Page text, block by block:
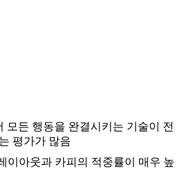
모든 행동을 완결시키는 기술이 전
평가가 많음
이아웃과 카피의 적중률이 매우 높